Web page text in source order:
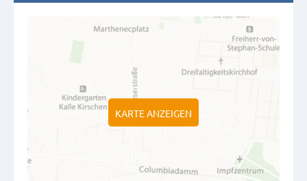
KARTE ANZEIGEN